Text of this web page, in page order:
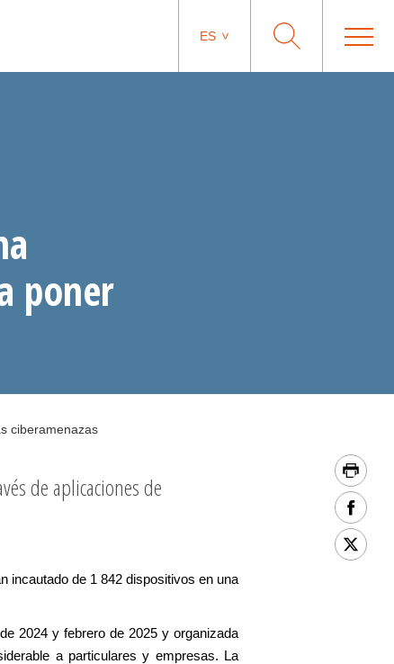
ES
poner
ciberamenazas
de aplicaciones de
incautado de 1 842 dispositivos en una
2024 y febrero de 2025 y organizada
a particulares y empresas. La